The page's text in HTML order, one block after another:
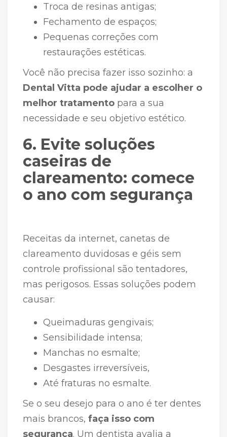
Troca de resinas antigas;
Fechamento de espaços;
Pequenas correções com
restaurações estéticas.
Você não precisa fazer isso sozinho: a
Dental Vitta pode ajudar a escolher o
melhor tratamento para a sua
necessidade e seu objetivo estético.
6. Evite soluções
caseiras de
clareamento: comece
o ano com segurança
Receitas da internet, canetas de
clareamento duvidosas e géis sem
controle profissional são tentadores,
mas perigosos. Essas soluções podem
causar:
Queimaduras gengivais;
Sensibilidade intensa;
Manchas no esmalte;
Desgastes irreversíveis,
Até fraturas no esmalte.
Se o seu desejo para o ano é ter dentes
mais brancos, faça isso com
segurança. Um dentista avalia a